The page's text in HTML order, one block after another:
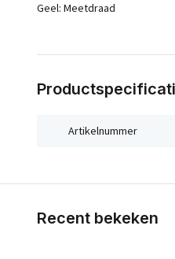
Geel: Meetdraad
Artikelnummer
Recent bekeken